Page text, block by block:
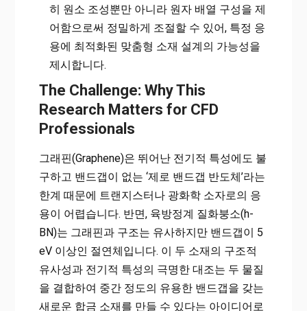
히 원소 조성뿐만 아니라 원자 배열 구성을 제
어함으로써 정밀하게 조절할 수 있어, 특정 응
용에 최적화된 맞춤형 소재 설계의 가능성을
제시합니다.
The Challenge: Why This
Research Matters for CFD
Professionals
그래핀(Graphene)은 뛰어난 전기적 특성에도 불
구하고 밴드갭이 없는 ‘제로 밴드갭 반도체’라는
한계 때문에 트랜지스터나 광화학 소자로의 응
용이 어렵습니다. 반면, 육방정계 질화붕소(h-
BN)는 그래핀과 구조는 유사하지만 밴드갭이 5
eV 이상인 절연체입니다. 이 두 소재의 구조적
유사성과 전기적 특성의 극명한 대조는 두 물질
을 결합하여 중간 정도의 유용한 밴드갭을 갖는
새로운 합금 소재를 만들 수 있다는 아이디어로